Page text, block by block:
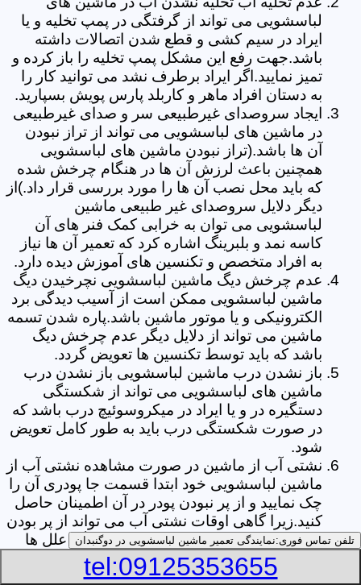
لباسشویی می تواند از گرفتگی در پمپ تخلیه و یا
ایراد در سیم کشی و قطع شدن اتصالات داشته
باشد.جهت رفع این مشکل پمپ تخلیه را باز کرده و
تمیز نمایید.اگر ایراد برطرف نشد می توانید کار را
به دستان افراد ماهر و کاربلد پارس پویش بسپارید.
ایجاد سروصدای غیرطبیعی سر و صدای غیرطبیعی
در ماشین های لباسشویی می تواند از تراز نبودن
آن ها باشد.(تراز نبودن ماشین های لباسشویی
همچنین باعث لرزش آن ها در هنگام چرخش شده
که باید محل نصب آن ها را مورد بررسی قرار داد.)از
دیگر دلایل سروصدای غیر طبیعی ماشین
لباسشویی می توان به خرابی کمک فنر های آن
کاسه نمد و بلبرینگ اشاره کرد که تعمیر آن ها نیاز
به افراد متخصص و تکنسین های آموزش دیده دارد.
عدم چرخش دیگ ماشین لباسشویی نچرخیدن دیگ
ماشین لباسشویی ممکن است از آسیب دیدگی برد
الکترونیکی و یا موتور ماشین باشد.پاره شدن تسمه
ماشین می تواند از دلایل دیگر عدم چرخش دیگ
باشد که باید توسط تکنسین ها تعویض گردد.
باز نشدن درب ماشین لباسشویی باز نشدن درب
ماشین های لباسشویی می تواند از شکستگی
دستگیره در و یا ایراد در میکروسوئیچ درب باشد که
در صورت شکستگی درب باید به طور کامل تعویض
شود.
نشتی آب از ماشین در صورت مشاهده نشتی آب از
ماشین لباسشویی خود ابتدا قسمت جا پودری آن را
چک نمایید و از پر نبودن پودر در آن اطمینان حاصل
کنید.زیرا گاهی اوقات نشتی آب می تواند از پر بودن
بیش از حد جا پودری از پودر باشد.از دیگر علل ها
می توان به پارگی لاستیک دور درب ماشین شلنگ
تخلیه خرطومی زیر دیگ و یا شکستگی دیگ ماشین
تلفن تماس فوری:نمایندگی تعمیر ماشین لباسشویی در دوگنبدان
tel:09125353655